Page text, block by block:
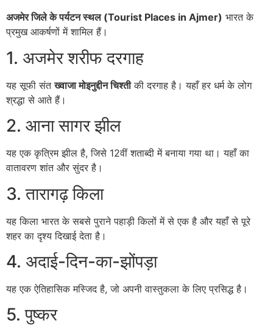
अजमेर जिले के पर्यटन स्थल (Tourist Places in Ajmer) भारत के
प्रमुख आकर्षणों में शामिल हैं।
1. अजमेर शरीफ दरगाह
यह सूफी संतख्वाजा मोइनुद्दीन चिश्तीकी दरगाह है। यहाँ हर धर्म के लोग
श्रद्धा से आते हैं।
2. आना सागर झील
यह एक कृत्रिम झील है, जिसे 12वीं शताब्दी में बनाया गया था। यहाँ का
वातावरण शांत और सुंदर है।
3. तारागढ़ किला
यह किला भारत के सबसे पुराने पहाड़ी किलों में से एक है और यहाँ से पूरे
शहर का दृश्य दिखाई देता है।
4. अदाई-दिन-का-झोंपड़ा
यह एक ऐतिहासिक मस्जिद है, जो अपनी वास्तुकला के लिए प्रसिद्ध है।
5. पुष्कर